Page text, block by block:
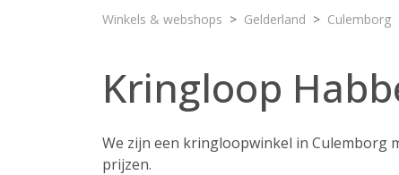
Winkels & webshops Gelderland Culemborg
Kringloop
We zijn een kringloopwinkel in Culemborg
prijzen.